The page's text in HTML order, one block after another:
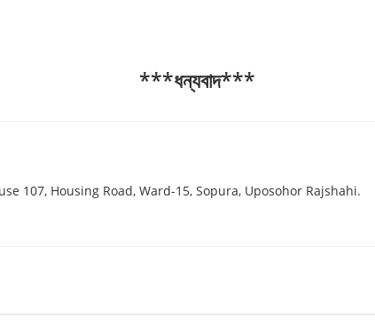
***ধন্যবাদ***
107, Housing Road, Ward-15, Sopura, Uposohor Rajshahi.